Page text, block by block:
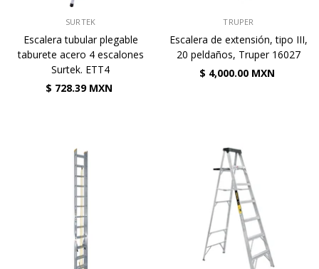
SURTEK
Escalera tubular plegable
taburete acero 4 escalones
Surtek. ETT4
$ 728.39 MXN
TRUPER
Escalera de extensión, tipo III,
20 peldaños, Truper 16027
$ 4,000.00 MXN